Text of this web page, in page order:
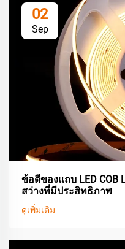
02
Sep
ข้อดีของแถบ LED COB
สว่างที่มีประสิทธิภาพ
ดูเพิ่มเติม